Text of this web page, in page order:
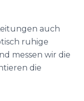
auch
ruhige
messen wir die
die